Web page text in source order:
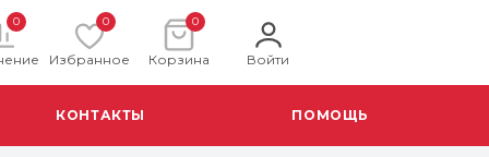
0 0
Избранное
0
Корзина Войти
КОНТАКТЫ ПОМОЩЬ